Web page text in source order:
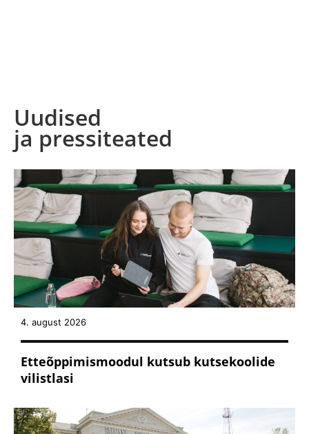
Uudised
ja pressiteated
4. august 2026
Etteõppimismoodul kutsub kutsekoolide
vilistlasi